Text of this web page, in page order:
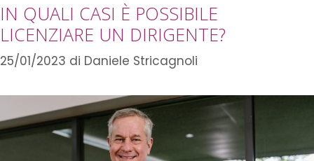
IN QUALI CASI È POSSIBILE
LICENZIARE UN DIRIGENTE?
25/01/2023 di Daniele Stricagnoli